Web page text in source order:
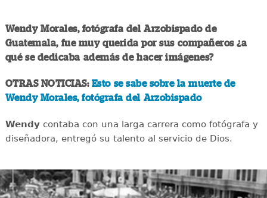
Wendy Morales, fotógrafa del Arzobispado de
Guatemala, fue muy querida por sus compañeros ¿a
qué se dedicaba además de hacer imágenes?
OTRAS NOTICIAS: Esto se sabe sobre la muerte de
Wendy Morales, fotógrafa del Arzobispado
Wendycontaba con una larga carrera como fotógrafa y
diseñadora, entregó su talento al servicio de Dios.